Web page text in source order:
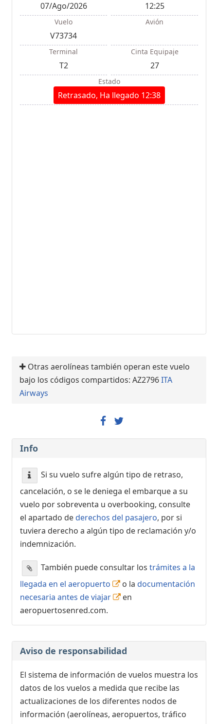
07/Ago/2026 12:25
Vuelo
V73734
Avión
Terminal
T2
Cinta Equipaje
27
Estado
Retrasado, Ha llegado 12:38
Otras aerolíneas también operan este vuelo
bajo los códigos compartidos: AZ2796ITA
Airways
Info
Si su vuelo sufre algún tipo de retraso,
cancelación, o se le deniega el embarque a su
vuelo por sobreventa u overbooking, consulte
el apartado dederechos del pasajero, por si
tuviera derecho a algún tipo de reclamación y/o
indemnización.
También puede consultar los trámites a la
llegada en el aeropuerto
o la documentación
necesaria antes de viajar
en
aeropuertosenred.com.
Aviso de responsabilidad
El sistema de información de vuelos muestra los
datos de los vuelos a medida que recibe las
actualizaciones de los diferentes nodos de
información (aerolíneas, aeropuertos, tráfico